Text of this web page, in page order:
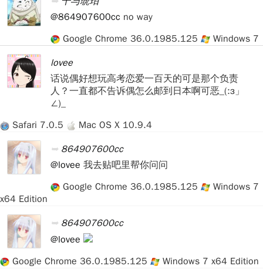
@864907600cc no way
Google Chrome 36.0.1985.125
Windows 7
lovee
话说偶好想玩高考恋爱一百天的可是那个负责
人？一直都不告诉偶怎么邮到日本啊可恶_(:з」
∠)_
Safari 7.0.5
Mac OS X 10.9.4
864907600cc
@lovee 我去贴吧里帮你问问
Google Chrome 36.0.1985.125
Windows 7
x64 Edition
864907600cc
@lovee
Google Chrome 36.0.1985.125
Windows 7 x64 Edition